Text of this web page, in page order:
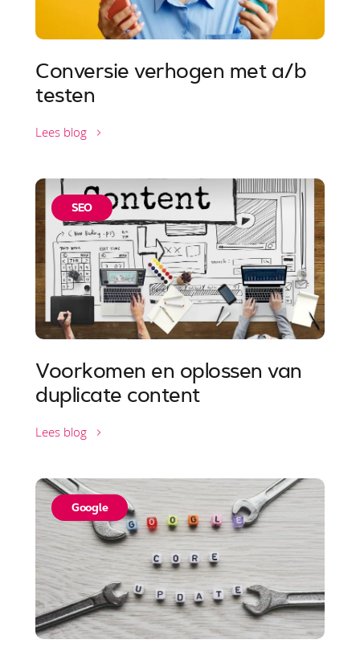
Conversie verhogen met a/b
testen
Lees blog
Voorkomen en oplossen van
duplicate content
SEO
Lees blog
Google